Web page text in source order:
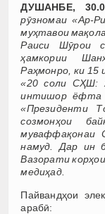
ДУШАНБЕ,
рӯзномаи «Ар-
муҳтавои
Раиси Шӯрои
ҳамкории
Раҳмонро, ки
«20 соли СҲШ:
интишор ёфта
«Президенти
созмонҳои
муваффақонаи
намуд. Дар ин
Вазорати
медиҳад.
Пайвандҳои
арабӣ: